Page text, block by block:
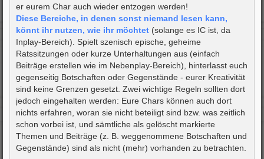
er eurem Char auch wieder entzogen werden!
Diese Bereiche, in denen sonst niemand lesen kann,
könnt ihr nutzen, wie ihr möchtet (solange es IC ist, da
Inplay-Bereich). Spielt szenisch epische, geheime
Ratssitzungen oder kurze Unterhaltungen aus (einfach
Beiträge erstellen wie im Nebenplay-Bereich), hinterlasst euch
gegenseitig Botschaften oder Gegenstände - eurer Kreativität
sind keine Grenzen gesetzt. Zwei wichtige Regeln sollten dort
jedoch eingehalten werden: Eure Chars können auch dort
nichts erfahren, woran sie nicht beteiligt sind bzw. was zeitlich
schon vorbei ist, und sämtliche als gelöscht markierte
Themen und Beiträge (z. B. weggenommene Botschaften und
Gegenstände) sind als nicht (mehr) vorhanden zu betrachten.